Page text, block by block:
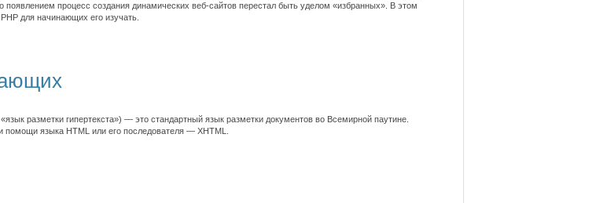
появлением процесс создания динамических веб-сайтов перестал быть уделом «избранных». В этом
для начинающих его изучать.
разметки гипертекста») — это стандартный язык разметки документов во Всемирной паутине.
помощи языка HTML или его последователя — XHTML.